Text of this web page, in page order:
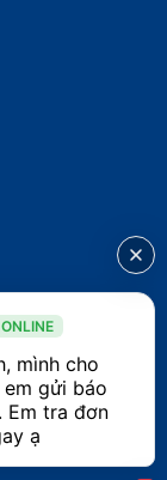
VIỆT NAM
cấp ngày
Quận Tân Phú,
18001236
ONLINE
mình cho
gửi báo
Em tra đơn
ạ